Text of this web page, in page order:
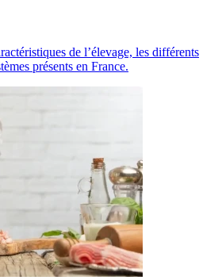
de l’élevage, les différents
présents en France.